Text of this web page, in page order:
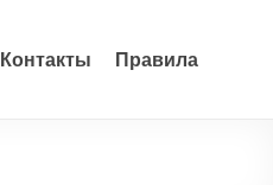
Контакты Правила